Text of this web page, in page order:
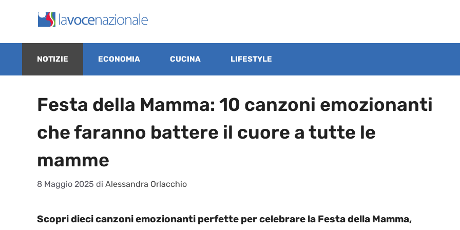
contenuto
NOTIZIE ECONOMIA CUCINA LIFESTYLE
Festa della Mamma: 10 canzoni emozionanti
che faranno battere il cuore a tutte le
mamme
8 Maggio 2025 di Alessandra Orlacchio
Scopri dieci canzoni emozionanti perfette per celebrare la Festa della Mamma,